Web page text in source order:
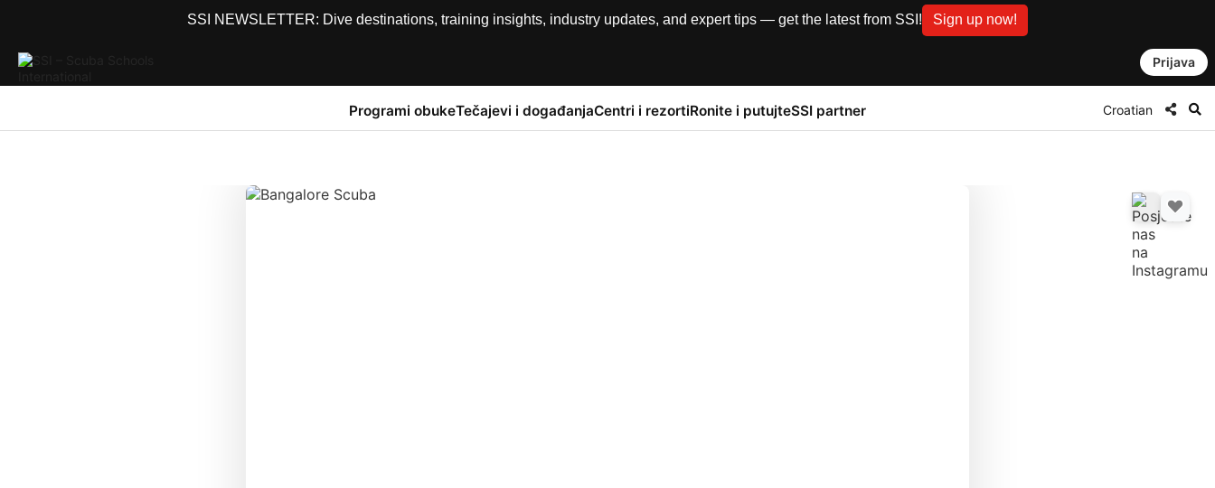
SSI NEWSLETTER: Dive destinations, training insights, industry updates, and expert tips — get the latest from SSI! Sign up now!
Prijava
Programi obukeTečajevi i događanjaCentri i rezortiRonite i putujteSSI partner Croatian